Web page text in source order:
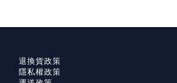
退換貨政策
隱私權政策